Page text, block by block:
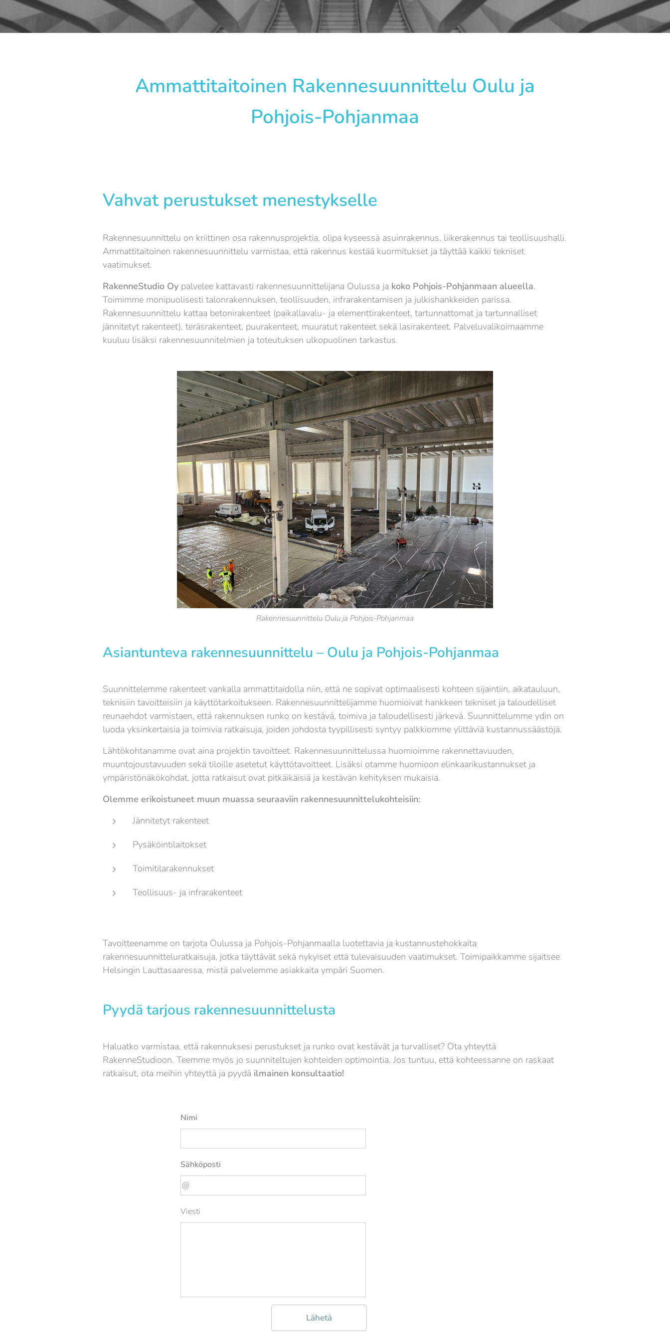
Ammattitaitoinen Rakennesuunnittelu Oulu ja
Pohjois-Pohjanmaa
Vahvat perustukset menestykselle
Rakennesuunnittelu on kriittinen osa rakennusprojektia, olipa kyseessä asuinrakennus, liikerakennus tai teollisuushalli.
Ammattitaitoinen rakennesuunnittelu varmistaa, että rakennus kestää kuormitukset ja täyttää kaikki tekniset
vaatimukset.
RakenneStudio Oypalvelee kattavasti rakennesuunnittelijana Oulussa ja koko Pohjois-Pohjanmaan alueella.
Toimimme monipuolisesti talonrakennuksen, teollisuuden, infrarakentamisen ja julkishankkeiden parissa.
Rakennesuunnittelu kattaa betonirakenteet (paikallavalu- ja elementtirakenteet, tartunnattomat ja tartunnalliset
jännitetyt rakenteet), teräsrakenteet, puurakenteet, muuratut rakenteet sekä lasirakenteet. Palveluvalikoimaamme
kuuluu lisäksi rakennesuunnitelmien ja toteutuksen ulkopuolinen tarkastus.
Rakennesuunnittelu Oulu ja Pohjois-Pohjanmaa
Asiantunteva rakennesuunnittelu – Oulu ja Pohjois-Pohjanmaa
Suunnittelemme rakenteet vankalla ammattitaidolla niin, että ne sopivat optimaalisesti kohteen sijaintiin, aikatauluun,
teknisiin tavoitteisiin ja käyttötarkoitukseen. Rakennesuunnittelijamme huomioivat hankkeen tekniset ja taloudelliset
reunaehdot varmistaen, että rakennuksen runko on kestävä, toimiva ja taloudellisesti järkevä. Suunnittelumme ydin on
luoda yksinkertaisia ja toimivia ratkaisuja, joiden johdosta tyypillisesti syntyy palkkiomme ylittäviä kustannussäästöjä.
Lähtökohtanamme ovat aina projektin tavoitteet. Rakennesuunnittelussa huomioimme rakennettavuuden,
muuntojoustavuuden sekä tiloille asetetut käyttötavoitteet. Lisäksi otamme huomioon elinkaarikustannukset ja
ympäristönäkökohdat, jotta ratkaisut ovat pitkäikäisiä ja kestävän kehityksen mukaisia.
Olemme erikoistuneet muun muassa seuraaviin rakennesuunnittelukohteisiin:
Jännitetyt rakenteet
Pysäköintilaitokset
Toimitilarakennukset
Teollisuus- ja infrarakenteet
Tavoitteenamme on tarjota Oulussa ja Pohjois-Pohjanmaalla luotettavia ja kustannustehokkaita
rakennesuunnitteluratkaisuja, jotka täyttävät sekä nykyiset että tulevaisuuden vaatimukset. Toimipaikkamme sijaitsee
Helsingin Lauttasaaressa, mistä palvelemme asiakkaita ympäri Suomen.
Pyydä tarjous rakennesuunnittelusta
Haluatko varmistaa, että rakennuksesi perustukset ja runko ovat kestävät ja turvalliset? Ota yhteyttä
RakenneStudioon. Teemme myös jo suunniteltujen kohteiden optimointia. Jos tuntuu, että kohteessanne on raskaat
ratkaisut, ota meihin yhteyttä ja pyydä ilmainen konsultaatio!
Nimi
Sähköposti
Viesti
Lähetä